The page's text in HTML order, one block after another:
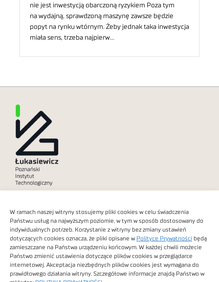
W ramach naszej witryny stosujemy pliki cookies w celu świadczenia
Państwu usług na najwyższym poziomie, w tym w sposób dostosowany do
indywidualnych potrzeb. Korzystanie z witryny bez zmiany ustawień
dotyczących cookies oznacza, że pliki opisane w Polityce Prywatności będą
zamieszczane na Państwa urządzeniu końcowym. W każdej chwili możecie
Państwo zmienić ustawienia dotyczące plików cookies w przeglądarce
internetowej. Akceptacja niezbędnych plików cookies jest wymagana do
prawidłowego działania witryny. Szczegółowe informacje znajdą Państwo w
nie jest inwestycją obarczoną ryzykiem Poza tym
na wydajną, sprawdzoną maszynę zawsze będzie
popyt na rynku wtórnym. Żeby jednak taka inwestycja
miała sens, trzeba najpierw…
Dostępność cyfrowa
Obrazy stockowe